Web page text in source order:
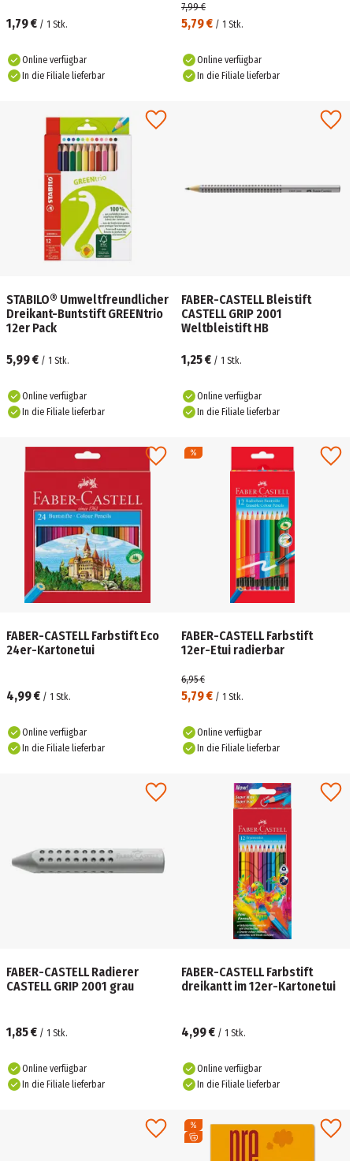
1,79 € / 1 Stk.
Online verfügbar
In die Filiale lieferbar
5,79 € / 1 Stk.
7,99 €
Online verfügbar
In die Filiale lieferbar
STABILO® Umweltfreundlicher
Dreikant-Buntstift GREENtrio
12er Pack
5,99 € / 1 Stk.
Online verfügbar
In die Filiale lieferbar
FABER-CASTELL Bleistift
CASTELL GRIP 2001
Weltbleistift HB
1,25 € / 1 Stk.
Online verfügbar
In die Filiale lieferbar
FABER-CASTELL Farbstift Eco
24er-Kartonetui
4,99 € / 1 Stk.
Online verfügbar
In die Filiale lieferbar
FABER-CASTELL Farbstift
12er-Etui radierbar
5,79 € / 1 Stk.
6,95 €
Online verfügbar
In die Filiale lieferbar
FABER-CASTELL Radierer
CASTELL GRIP 2001 grau
1,85 € / 1 Stk.
Online verfügbar
In die Filiale lieferbar
FABER-CASTELL Farbstift
dreikantt im 12er-Kartonetui
4,99 € / 1 Stk.
Online verfügbar
In die Filiale lieferbar